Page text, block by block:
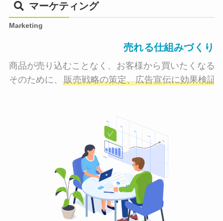
マーケティング
Marketing
売れる仕組みづくり
商品が売り込むことなく、お客様から買いたくなる
そのために、 販売戦略の策定、広告宣伝に効果検証